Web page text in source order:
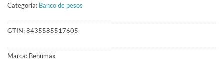
Categoria: Banco de pesos
GTIN:8435585517605
Marca: Behumax